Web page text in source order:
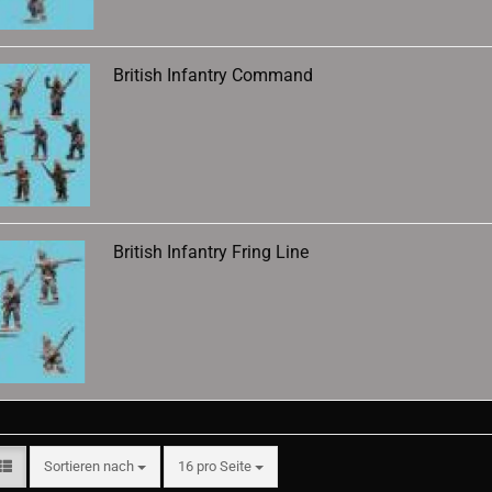
British Infantry Command
British Infantry Fring Line
Sortieren nach
Sortieren nach 16 pro Seite
pro Seite